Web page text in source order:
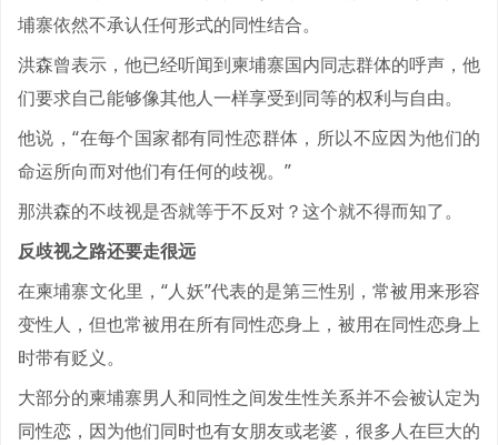
埔寨依然不承认任何形式的同性结合。
洪森曾表示，他已经听闻到柬埔寨国内同志群体的呼声，他
们要求自己能够像其他人一样享受到同等的权利与自由。
他说，“在每个国家都有同性恋群体，所以不应因为他们的
命运所向而对他们有任何的歧视。”
那洪森的不歧视是否就等于不反对？这个就不得而知了。
反歧视之路还要走很远
在柬埔寨文化里，“人妖”代表的是第三性别，常被用来形容
变性人，但也常被用在所有同性恋身上，被用在同性恋身上
时带有贬义。
大部分的柬埔寨男人和同性之间发生性关系并不会被认定为
同性恋，因为他们同时也有女朋友或老婆，很多人在巨大的